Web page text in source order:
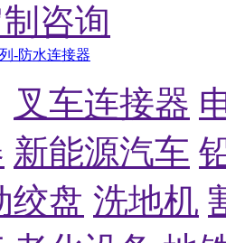
咨询
-防水连接器
叉车连接器
新能源汽车
绞盘 洗地机